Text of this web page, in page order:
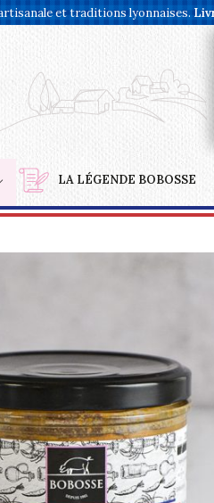
et traditions lyonnaises.
LA LÉGENDE BOBOSSE